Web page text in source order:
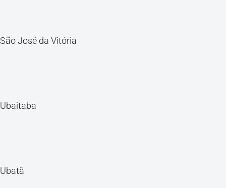
São José da Vitória
Ubaitaba
Ubatã